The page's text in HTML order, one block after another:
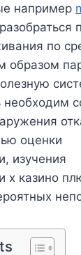
например
по
образом
необходим
оценки
изучения
х казино